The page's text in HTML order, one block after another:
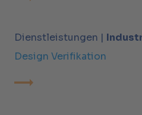
Dienstleistungen |
Design Verifikation